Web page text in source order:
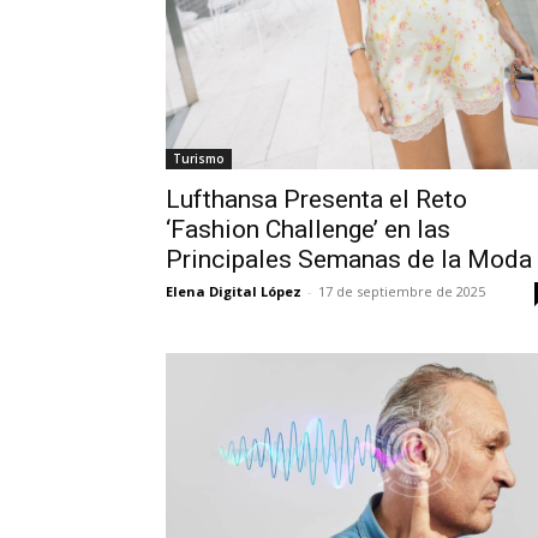
Turismo
Lufthansa Presenta el Reto
‘Fashion Challenge’ en las
Principales Semanas de la Moda
Elena Digital López - 17 de septiembre de 2025